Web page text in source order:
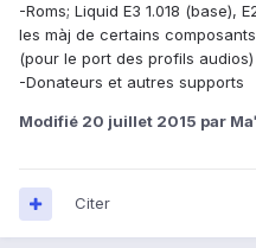
-Roms; Liquid E3 1.018 (base),
les màj de certains
(pour le port des profils audios)
-Donateurs et autres supports
Modifié 20 juillet 2015 par
Citer